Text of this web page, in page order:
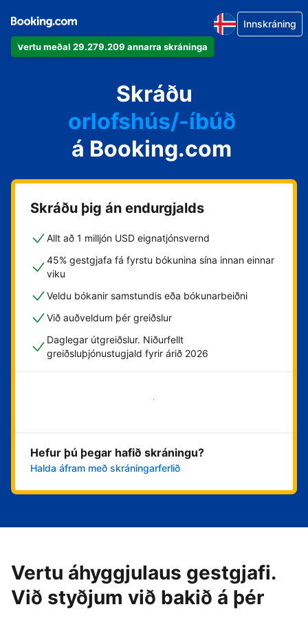
Vertu meðal 29.279.209 annarra skráninga
Innskráning
Skráðu
íbúðina þína
hótelið þitt
orlofshús/-íbúð
gistihúsið þitt
gistiheimilið þitt
á Booking.com
Skráðu þig án endurgjalds
Allt að 1 milljón USD eignatjónsvernd
45% gestgjafa fá fyrstu bókunina sína innan einnar
viku
Veldu bókanir samstundis eða bókunarbeiðni
Við auðveldum þér greiðslur
Daglegar útgreiðslur. Niðurfellt
greiðsluþjónustugjald fyrir árið 2026
Byrja núna
Hefur þú þegar hafið skráningu?
Halda áfram með skráningarferlið
Vertu áhyggjulaus gestgjafi.
Við styðjum við bakið á þér